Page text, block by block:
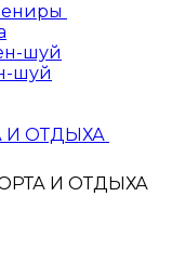
шуй
шуй
И ОТДЫХА
И ОТДЫХА